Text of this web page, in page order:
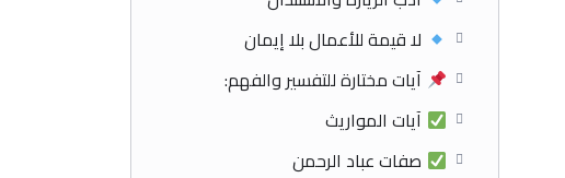
لا قيمة للأعمال بلا إيمان
آيات مختارة للتفسير والفهم:
آيات المواريث
صفات عباد الرحمن